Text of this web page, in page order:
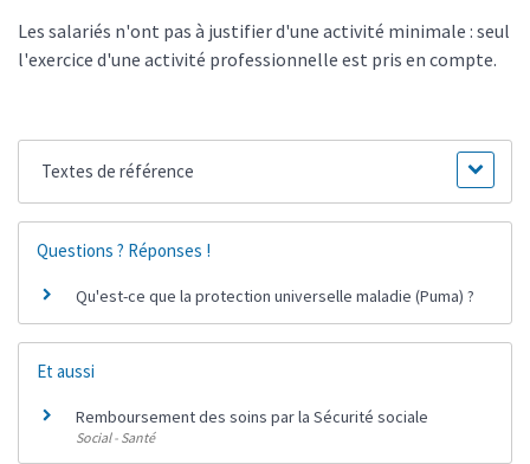
Les salariés n'ont pas à justifier d'une activité minimale : seul
l'exercice d'une activité professionnelle est pris en compte.
Textes de référence
Questions ? Réponses !
Qu'est-ce que la protection universelle maladie (Puma) ?
Et aussi
Remboursement des soins par la Sécurité sociale
Social - Santé